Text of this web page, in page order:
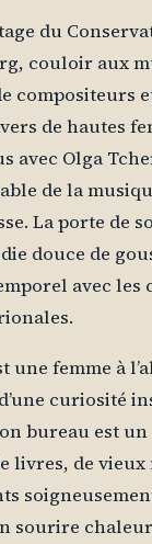
du
couloir aux
compositeurs
de hautes
avec Olga
de la
La porte de
douce de
avec les
une femme à
curiosité
bureau est un
livres, de vieux
sourire